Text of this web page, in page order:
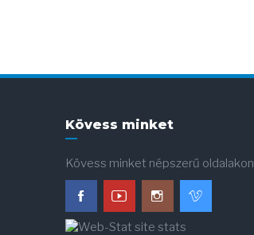
Kövess minket
Kövess minket népszerű oldalakon